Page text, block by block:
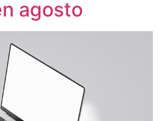
agosto